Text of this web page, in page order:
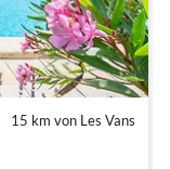
15 km von Les Vans